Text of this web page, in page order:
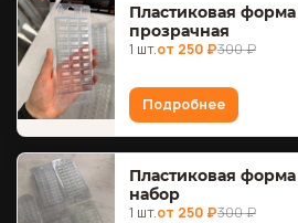
Пластиковая
прозрачная
1 шт.от 250 ₽300 ₽
Подробнее
Пластиковая
набор
1 шт.от 250 ₽300 ₽